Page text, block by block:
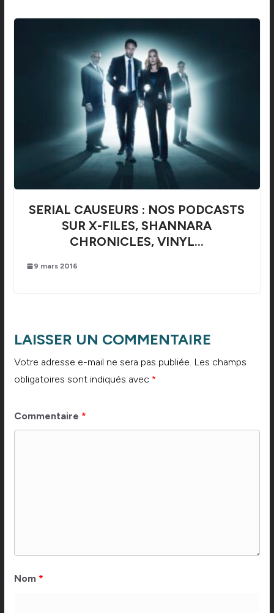
SERIAL CAUSEURS : NOS PODCASTS
SUR X-FILES, SHANNARA
CHRONICLES, VINYL…
9 mars 2016
LAISSER UN COMMENTAIRE
Votre adresse e-mail ne sera pas publiée. Les champs
obligatoires sont indiqués avec *
Commentaire *
Nom *